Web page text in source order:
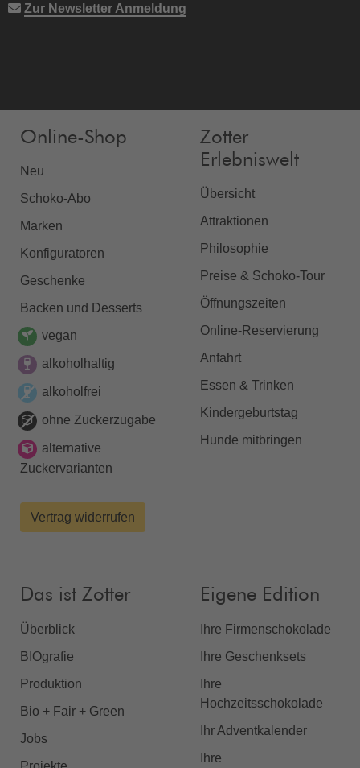
Zur Newsletter Anmeldung
Online-Shop
Neu
Schoko-Abo
Marken
Konfiguratoren
Geschenke
Backen und Desserts
vegan
alkoholhaltig
alkoholfrei
ohne Zuckerzugabe
alternative
Zuckervarianten
Vertrag widerrufen
Zotter
Erlebniswelt
Übersicht
Attraktionen
Philosophie
Preise & Schoko-Tour
Öffnungszeiten
Online-Reservierung
Anfahrt
Essen & Trinken
Kindergeburtstag
Hunde mitbringen
Das ist Zotter
Überblick
BIOgrafie
Produktion
Bio + Fair + Green
Jobs
Eigene Edition
Ihre Firmenschokolade
Ihre Geschenksets
Ihre
Hochzeitsschokolade
Ihr Adventkalender
Ihre